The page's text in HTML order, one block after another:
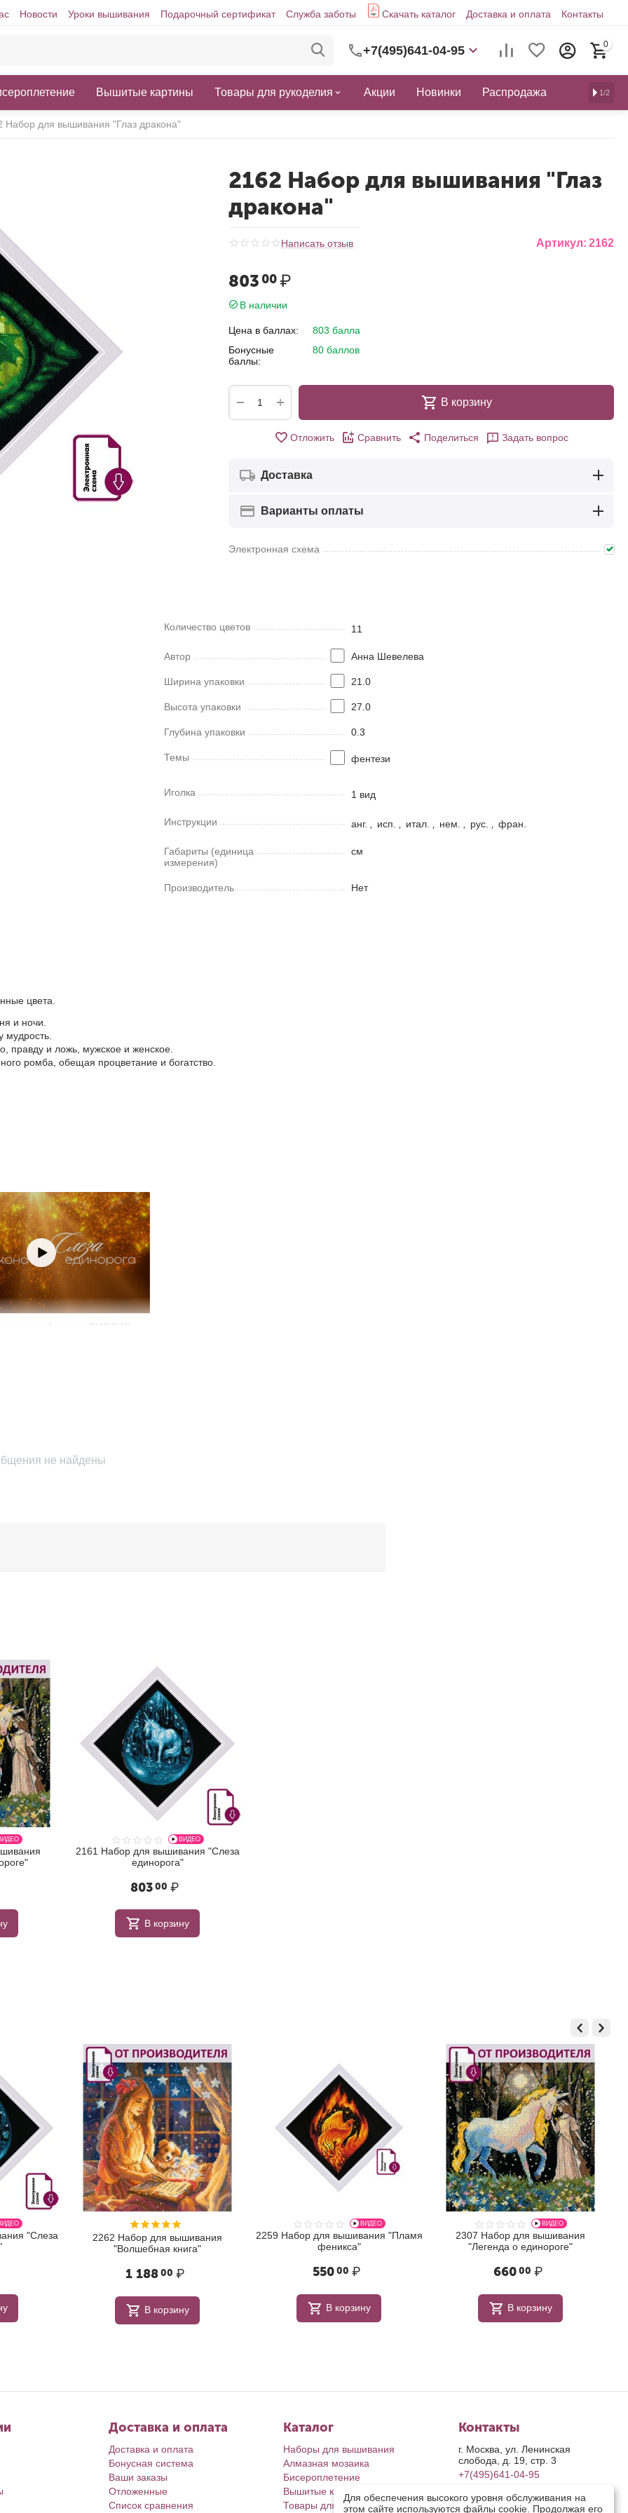
Новости Уроки вышивания Подарочный сертификат Служба заботы Скачать каталог Доставка и оплата Контакты
+7(495)641-04-95 0
Вышитые картины Товары для рукоделия Акции Новинки Распродажа 1/2
Набор для вышивания "Глаз дракона"
2162 Набор для вышивания "Глаз
дракона"
Написать отзыв Артикул: 2162
803 00₽
В наличии
Цена в баллах:
803 балла
Бонусные
баллы:
80 баллов
+
− В корзину
Отложить Сравнить Поделиться Задать вопрос
Доставка
Варианты оплаты
Электронная схема
Количество цветов 11
Автор Анна Шевелева
Ширина упаковки 21.0
Высота упаковки 27.0
Глубина упаковки 0.3
Темы фентези
Иголка 1 вид
Инструкции анг. исп. итал. нем. рус. фран.
Габариты (единица
измерения)
см
Производитель Нет
цвета.
и ночи.
правду и ложь, мужское и женское.
ромба, обещая процветание и богатство.
не найдены
ВИДЕО
2161 Набор для вышивания "Слеза
единорога"
80300 ₽
В корзину
"Слеза
2262 Набор для вышивания
"Волшебная книга"
1 188 00 ₽
В корзину
ВИДЕО
2259 Набор для вышивания "Пламя
феникса"
550 00 ₽
В корзину
ВИДЕО
2307 Набор для вышивания
"Легенда о единороге"
660 00 ₽
В корзину
Доставка и оплата
Доставка и оплата
Бонусная система
Ваши заказы
Отложенные
Список сравнения
Каталог
Наборы для вышивания
Алмазная мозаика
Бисероплетение
Вышитые картины
Товары для рукоделия
Контакты
г. Москва, ул. Ленинская
слобода, д. 19, стр. 3
+7(495)641-04-95
сб, вс: выходные дни
Для обеспечения высокого уровня обслуживания на
этом сайте используются файлы cookie. Продолжая его